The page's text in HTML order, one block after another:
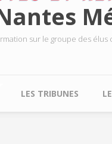
sur le groupe des
LES TRIBUNES